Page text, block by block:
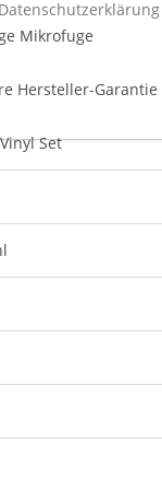
Mikrofuge
Hersteller-Garantie
Set
Datenschutzerklärung